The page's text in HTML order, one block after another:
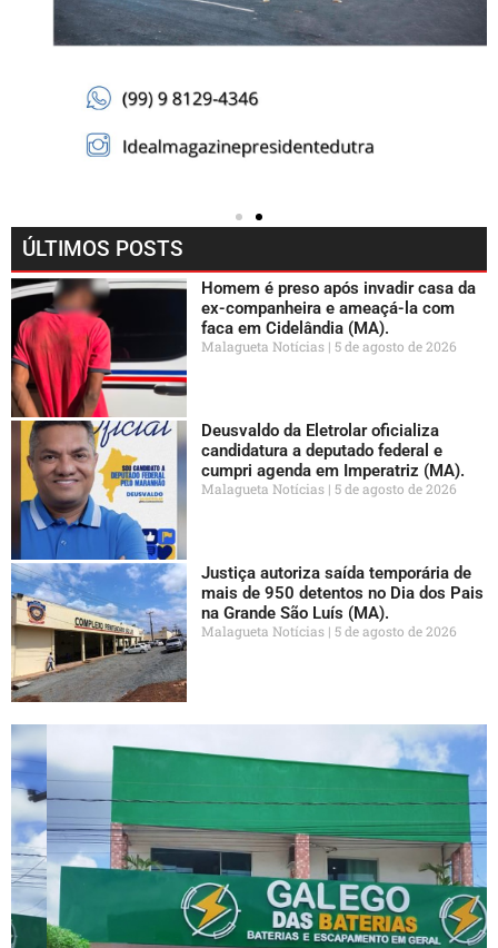
ÚLTIMOS POSTS
Homem é preso após invadir casa da
ex-companheira e ameaçá-la com
faca em Cidelândia (MA).
Malagueta Notícias 5 de agosto de 2026
Deusvaldo da Eletrolar oficializa
candidatura a deputado federal e
cumpri agenda em Imperatriz (MA).
Malagueta Notícias 5 de agosto de 2026
Justiça autoriza saída temporária de
mais de 950 detentos no Dia dos Pais
na Grande São Luís (MA).
Malagueta Notícias 5 de agosto de 2026